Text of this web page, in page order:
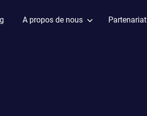
A propos de nous Partenariat